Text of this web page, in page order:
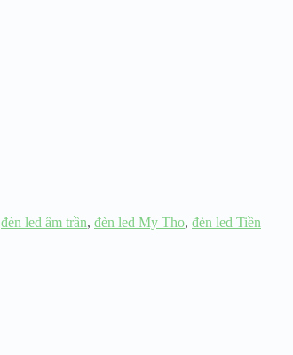
đèn led âm trần, đèn led My Tho, đèn led Tiền